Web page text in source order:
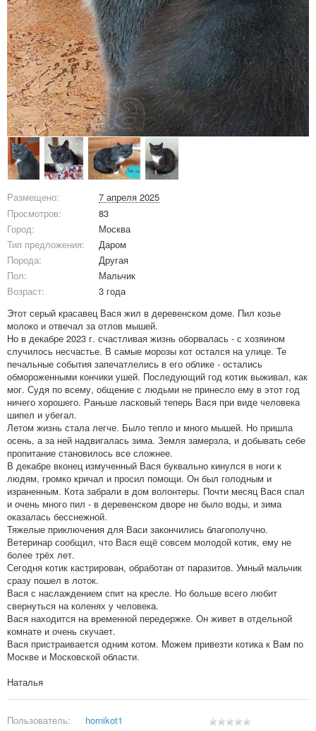
Размещено:
7 апреля 2025
Просмотров:
83
Город:
Москва
Тип предложения:
Даром
Порода:
Другая
Пол:
Мальчик
Возраст:
3 года
Этот серый красавец Вася жил в деревенском доме. Пил козье
молоко и отвечал за отлов мышей.
Но в декабре 2023 г. счастливая жизнь оборвалась - с хозяином
случилось несчастье. В самые морозы кот остался на улице. Те
печальные события запечатлелись в его облике - остались
обмороженными кончики ушей. Последующий год котик выживал, как
мог. Судя по всему, общение с людьми не принесло ему в этот год
ничего хорошего. Раньше ласковый теперь Вася при виде человека
шипел и убегал.
Летом жизнь стала легче. Было тепло и много мышей. Но пришла
осень, а за ней надвигалась зима. Земля замерзла, и добывать себе
пропитание становилось все сложнее.
В декабре вконец измученный Вася буквально кинулся в ноги к
людям, громко кричал и просил помощи. Он был голодным и
израненным. Кота забрали в дом волонтеры. Почти месяц Вася спал
и очень много пил - в деревенском дворе не было воды, и зима
оказалась бесснежной.
Тяжелые приключения для Васи закончились благополучно.
Ветеринар сообщил, что Вася ещё совсем молодой котик, ему не
более трёх лет.
Сегодня котик кастрирован, обработан от паразитов. Умный мальчик
сразу пошел в лоток.
Вася с наслаждением спит на кресле. Но больше всего любит
свернуться на коленях у человека.
Вася находится на временной передержке. Он живет в отдельной
комнате и очень скучает.
Вася пристраивается одним котом. Можем привезти котика к Вам по
Москве и Московской области.
Наталья
Пользователь: hornikot1